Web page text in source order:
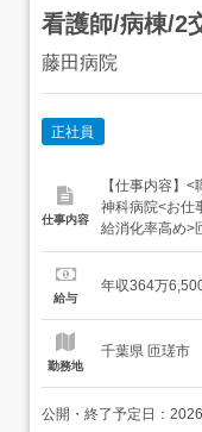
看護師/病棟/2
藤田病院
正社員
仕事内容
【仕事内容】
神科病院<お仕
給消化率高め>
病棟での看護
助(採血、注射
給与
年収364万
勤務地
千葉県 匝瑳市
公開・終了予定日：